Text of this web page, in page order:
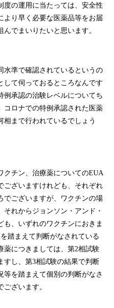
度の運用に当たっては、安全性
より早く必要な医薬品等をお届
でまいりたいと思います。
水準で確認されているというの
して伺っておるところなんです
例承認の治験レベルについてち
コロナでの特例承認された医薬
まで行われているでしょう
クチン、治療薬についてのEUA
ございますけれども、それぞれ
でございますが、ワクチンの場
れからジョンソン・アンド・
も、いずれのワクチンにおきま
踏まえて判断がなされている
薬につきましては、第2相試験
すし、第3相試験の結果で判断
等を踏まえて個別の判断がなさ
ざいます。